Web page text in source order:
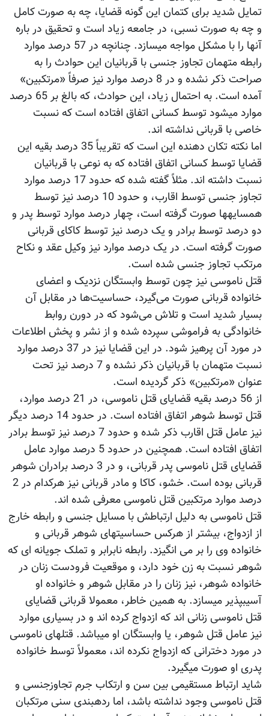
تمایل شدید برای کتمان این گونه قضایا، چه به صورت کامل
و چه به صورت نسبی، در جامعه زیاد است و تحقیق در باره
آن‫ها را با مشکل مواجه می‫سازد. چنانچه در 57 درصد موارد
رابطه متهمان تجاوز جنسی با قربانیان این حوادث را به
صراحت ذکر نشده و در 8 درصد موارد نیز صرفاً «مرتکبین»
آمده است. به احتمال زیاد، این حوادث، که بالغ بر 65 درصد
موارد می‫شود توسط کسانی اتفاق افتاده است که نسبت
خاصی با قربانی نداشته اند.
اما نکته تکان دهنده این است که تقریباً 35 درصد بقیه این
قضایا توسط کسانی اتفاق افتاده که به نوعی با قربانیان
نسبت داشته اند. مثلاً گفته شده که حدود 17 درصد موارد
تجاوز جنسی توسط اقارب، و حدود 10 درصد نیز توسط
همسایه‫ها صورت گرفته است، چهار درصد موارد توسط پدر و
دو درصد توسط برادر و یک درصد نیز توسط کاکای قربانی
صورت گرفته است. در یک درصد موارد نیز وکیل عقد و نکاح
مرتکب تجاوز جنسی شده است.
قتل ناموسی نیز چون توسط وابستگان نزدیک و اعضای
خانواده قربانی صورت می‌گیرد، حساسیت‌ها در مقابل آن
بسیار شدید است و تلاش می‌شود که در دورن روابط
خانوادگی به فراموشی سپرده شده و از نشر و پخش اطلاعات
در مورد آن پرهیز شود. در این قضایا نیز در 37 درصد موارد
نسبت متهمان با قربانیان ذکر نشده و 7 درصد نیز تحت
عنوان «مرتکبین» ذکر گردیده است.
از 56 درصد بقیه قضایای قتل ناموسی، در 21 درصد موارد،
قتل توسط شوهر اتفاق افتاده است. در حدود 14 درصد دیگر
نیز عامل قتل اقارب ذکر شده و حدود 7 درصد نیز توسط برادر
اتفاق افتاده است. همچنین در حدود 5 درصد موارد عامل
قضایای قتل ناموسی پدر قربانی، و در 3 درصد برادران شوهر
قربانی بوده است. خشو، کاکا و مادر قربانی نیز هرکدام در 2
درصد موارد مرتکبین قتل ناموسی معرفی شده اند.
قتل ناموسی به دلیل ارتباطش با مسایل جنسی و رابطه خارج
از ازدواج، بیشتر از هرکس حساسیت‫های شوهر قربانی و
خانواده وی را بر می انگیزد. رابطه نابرابر و تملک جویانه ای که
شوهر نسبت به زن خود دارد، و موقعیت فرودست زنان در
خانواده شوهر، نیز زنان را در مقابل شوهر و خانواده او
آسیب‫پذیر می‫سازد. به همین خاطر، معمولا قربانی قضایای
قتل ناموسی زنانی اند که ازدواج کرده اند و در بسیاری موارد
نیز عامل قتل شوهر، یا وابستگان او می‫باشد. قتل‫های ناموسی
در مورد دخترانی که ازدواج نکرده اند، معمولاً توسط خانواده
پدری او صورت می‫گیرد.
شاید ارتباط مستقیمی بین سن و ارتکاب جرم تجاوزجنسی و
قتل ناموسی وجود نداشته باشد، اما رده‫بندی سنی مرتکبان